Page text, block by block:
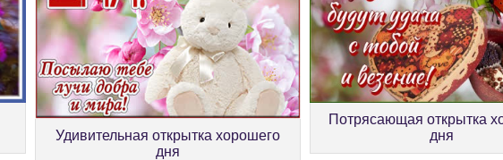
Удивительная открытка хорошего
дня
Потрясающая открытка
дня